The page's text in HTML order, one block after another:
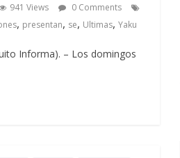
941 Views
0 Comments
, presentan, se, Ultimas, Yaku
Informa). – Los domingos